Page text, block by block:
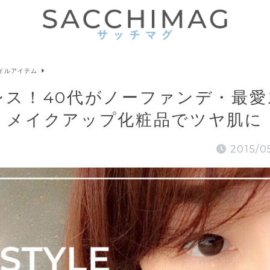
ルアイテム
ス！40代がノーファンデ・最
メイクアップ化粧品でツヤ肌に
2015/